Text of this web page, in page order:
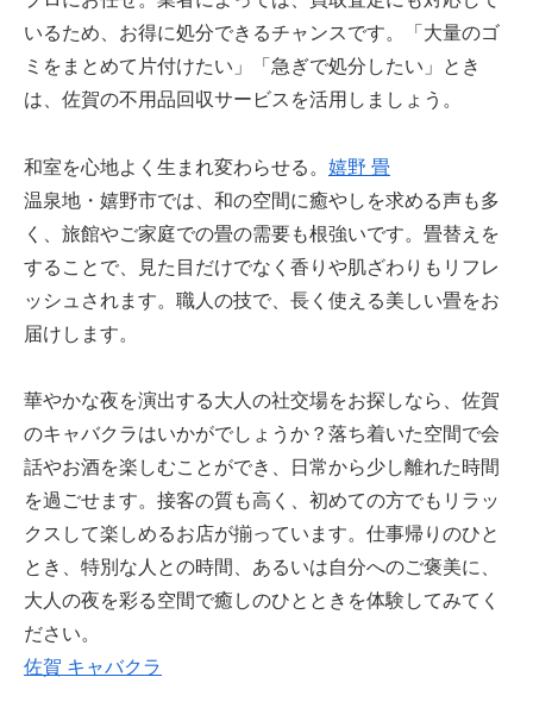
いるため、お得に処分できるチャンスです。「大量のゴ
ミをまとめて片付けたい」「急ぎで処分したい」とき
は、佐賀の不用品回収サービスを活用しましょう。
和室を心地よく生まれ変わらせる。 嬉野 畳
温泉地・嬉野市では、和の空間に癒やしを求める声も多
く、旅館やご家庭での畳の需要も根強いです。畳替えを
することで、見た目だけでなく香りや肌ざわりもリフレ
ッシュされます。職人の技で、長く使える美しい畳をお
届けします。
華やかな夜を演出する大人の社交場をお探しなら、佐賀
のキャバクラはいかがでしょうか？落ち着いた空間で会
話やお酒を楽しむことができ、日常から少し離れた時間
を過ごせます。接客の質も高く、初めての方でもリラッ
クスして楽しめるお店が揃っています。仕事帰りのひと
とき、特別な人との時間、あるいは自分へのご褒美に、
大人の夜を彩る空間で癒しのひとときを体験してみてく
ださい。
佐賀 キャバクラ